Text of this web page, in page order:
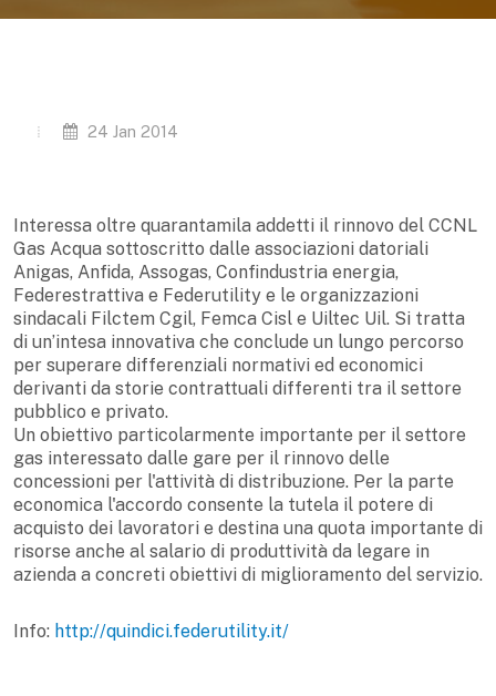
24 Jan 2014
Interessa oltre quarantamila addetti il rinnovo del CCNL
Gas Acqua sottoscritto dalle associazioni datoriali
Anigas, Anfida, Assogas, Confindustria energia,
Federestrattiva e Federutility e le organizzazioni
sindacali Filctem Cgil, Femca Cisl e Uiltec Uil. Si tratta
di un’intesa innovativa che conclude un lungo percorso
per superare differenziali normativi ed economici
derivanti da storie contrattuali differenti tra il settore
pubblico e privato.
Un obiettivo particolarmente importante per il settore
gas interessato dalle gare per il rinnovo delle
concessioni per l'attività di distribuzione. Per la parte
economica l'accordo consente la tutela il potere di
acquisto dei lavoratori e destina una quota importante di
risorse anche al salario di produttività da legare in
azienda a concreti obiettivi di miglioramento del servizio.
Info: http://quindici.federutility.it/